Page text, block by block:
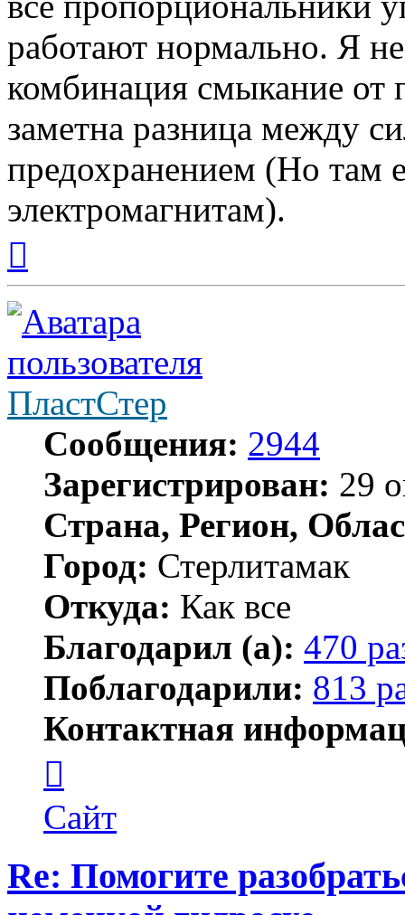
работают нормально. Я
комбинация смыкание
заметна разница между
предохранением (Но там
электромагнитам).
началу
ПластСтер
Сообщения: 2944
Зарегистрирован: 29
Страна, Регион,
Город: Стерлитамак
Откуда: Как все
Благодарил (а): 470
Поблагодарили: 813
Контактная
пользователя
ПластСтер
Сайт
Re: Помогите